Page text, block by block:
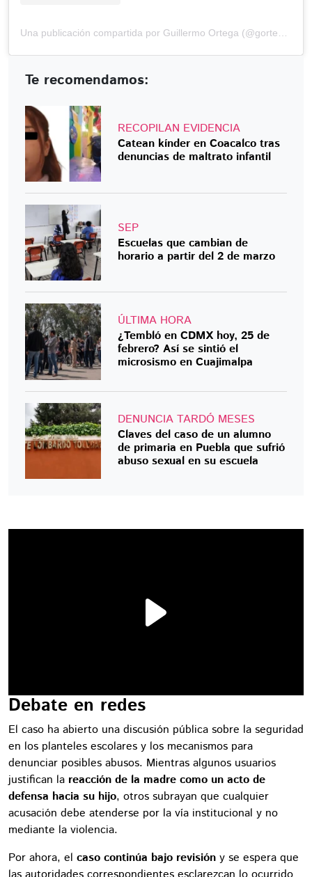
Te recomendamos:
RECOPILAN EVIDENCIA
Catean kínder en Coacalco tras
denuncias de maltrato infantil
SEP
Escuelas que cambian de
horario a partir del 2 de marzo
ÚLTIMA HORA
¿Tembló en CDMX hoy, 25 de
febrero? Así se sintió el
microsismo en Cuajimalpa
DENUNCIA TARDÓ MESES
Claves del caso de un alumno
de primaria en Puebla que sufrió
abuso sexual en su escuela
Debate en redes
El caso ha abierto una discusión pública sobre la seguridad
en los planteles escolares y los mecanismos para
denunciar posibles abusos. Mientras algunos usuarios
justifican la reacción de la madre como un acto de
defensa hacia su hijo, otros subrayan que cualquier
acusación debe atenderse por la vía institucional y no
mediante la violencia.
Por ahora, el caso continúa bajo revisión y se espera que